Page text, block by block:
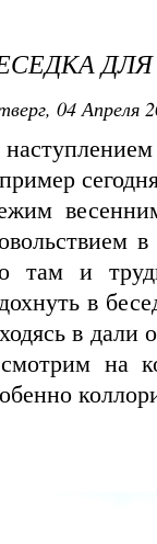
04 Апреля
там и
в
в дали
на